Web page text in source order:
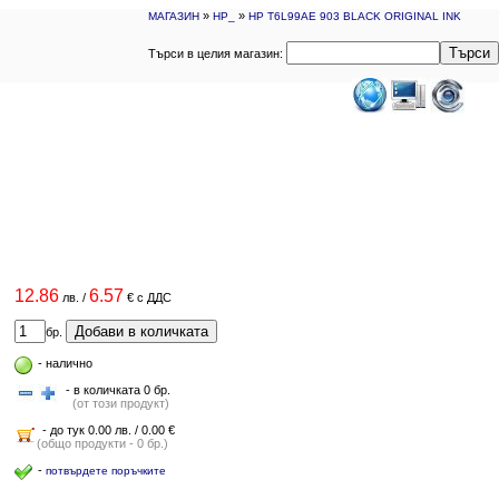
МАГАЗИН » HP_ » HP T6L99AE 903 BLACK ORIGINAL INK
Търси в целия магазин: Търси
12.86 лв. / 6.57 € с ДДС
бр. Добави в количката
- налично
- в количката 0 бр.
(от този продукт)
- до тук 0.00 лв. / 0.00 €
(общо продукти - 0 бр.)
- потвърдете поръчките